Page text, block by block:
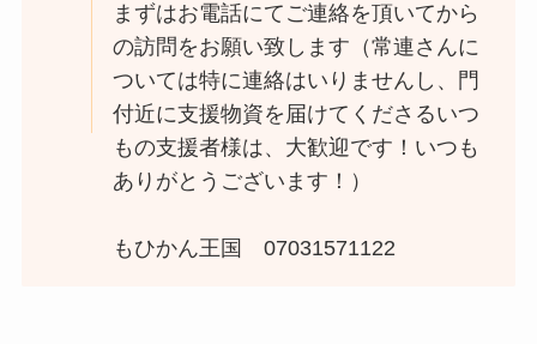
まずはお電話にてご連絡を頂いてから
の訪問をお願い致します（常連さんに
ついては特に連絡はいりませんし、門
付近に支援物資を届けてくださるいつ
もの支援者様は、大歓迎です！いつも
ありがとうございます！）
もひかん王国 07031571122